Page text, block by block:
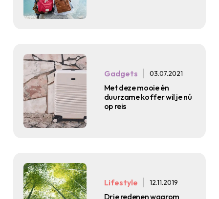
Gadgets 03.07.2021
Met deze mooie én
duurzame koffer wil je nú
op reis
Lifestyle 12.11.2019
Drie redenen waarom